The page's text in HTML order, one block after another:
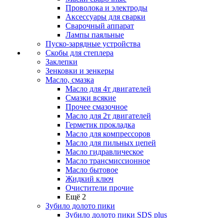
Проволока и электроды
Аксессуары для сварки
Сварочный аппарат
Лампы паяльные
Пуско-зарядные устройства
Скобы для степлера
Заклепки
Зенковки и зенкеры
Масло, смазка
Масло для 4т двигателей
Смазки всякие
Прочее смазочное
Масло для 2т двигателей
Герметик прокладка
Масло для компрессоров
Масло для пильных цепей
Масло гидравлическое
Масло трансмиссионное
Масло бытовое
Жидкий ключ
Очистители прочие
Ещё 2
Зубило долото пики
Зубило долото пики SDS plus